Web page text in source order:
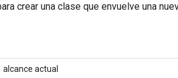
crear una clase que envuelve una
alcance actual